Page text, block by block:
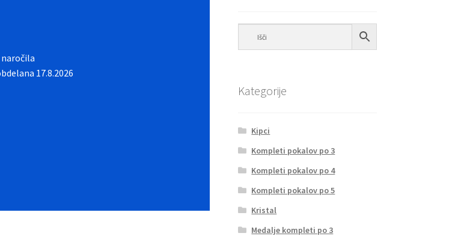
17.8.2026
Kategorije
Kipci
Kompleti pokalov po 3
Kompleti pokalov po 4
Kompleti pokalov po 5
Kristal
Medalje kompleti po 3